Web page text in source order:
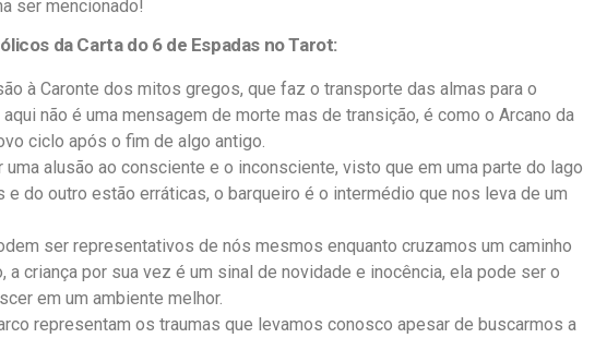
ser mencionado!
da Carta do 6 de Espadas no Tarot:
à Caronte dos mitos gregos, que faz o transporte das almas para o
não é uma mensagem de morte mas de transição, é como o Arcano da
ciclo após o fim de algo antigo.
alusão ao consciente e o inconsciente, visto que em uma parte do lago
e do outro estão erráticas, o barqueiro é o intermédio que nos leva de um
ser representativos de nós mesmos enquanto cruzamos um caminho
a criança por sua vez é um sinal de novidade e inocência, ela pode ser o
em um ambiente melhor.
representam os traumas que levamos conosco apesar de buscarmos a